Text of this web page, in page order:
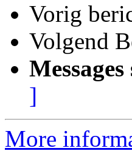
Vorig
Volgend
]
More